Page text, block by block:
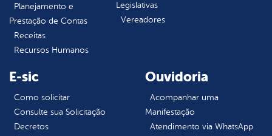
Planejamento e
Prestação de Contas
Receitas
Recursos Humanos
Legislativas
Vereadores
E-sic
Como solicitar
Consulte sua Solicitação
Decretos
Ouvidoria
Acompanhar uma
Manifestação
Atendimento via WhatsApp